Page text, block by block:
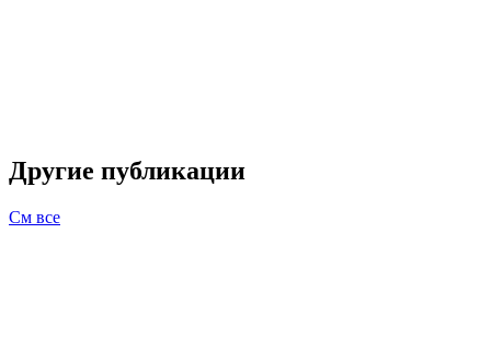
Другие публикации
См все